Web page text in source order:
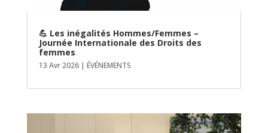
💪 Les inégalités Hommes/Femmes –
Journée Internationale des Droits des
femmes
13 Avr 2026| ÉVÉNEMENTS